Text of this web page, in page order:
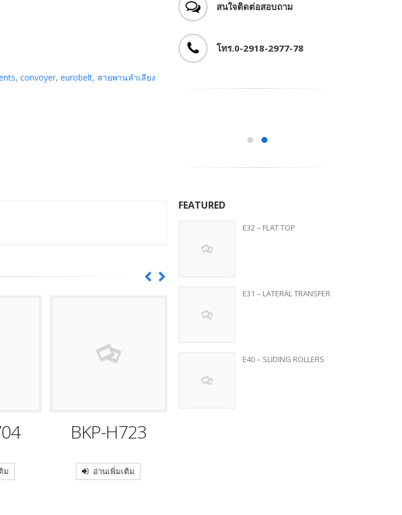
,convoyer,eurobelt, สายพานลำเลียง
ม
BKP-H723
อ่านเพิ่มเติม
สนใจติดต่อสอบถาม
โทร.0-2918-2977-78
FEATURED
E32 – FLAT TOP
E31 – LATERAL TRANSFER
E40 – SLIDING ROLLERS